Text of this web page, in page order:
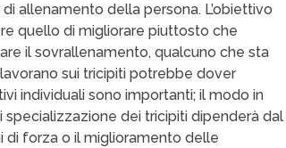
allenamento della persona. L’obiettivo
quello di migliorare piuttosto che
il sovrallenamento, qualcuno che sta
sui tricipiti potrebbe dover
individuali sono importanti; il modo in
dei tricipiti dipenderà dal
di forza o il miglioramento delle